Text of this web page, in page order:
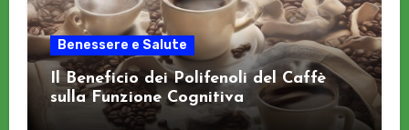
Benessere e Salute
Il Beneficio dei Polifenoli del Caffè
sulla Funzione Cognitiva